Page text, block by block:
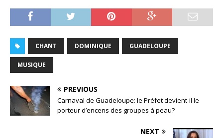
CHANT DOMINIQUE GUADELOUPE
MUSIQUE
PREVIOUS
Carnaval de Guadeloupe: le Préfet devient-il le
porteur d’encens des groupes à peau?
NEXT